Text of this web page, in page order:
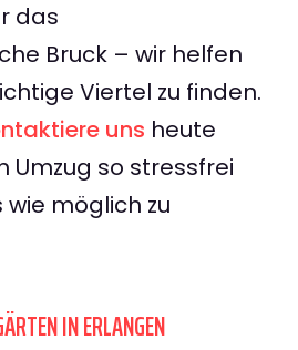
das
Bruck – wir helfen
Viertel zu finden.
uns heute
Umzug so stressfrei
möglich zu
IN ERLANGEN